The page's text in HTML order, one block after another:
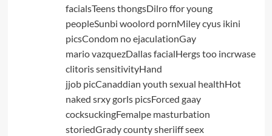
facialsTeens thongsDilro ffor young
peopleSunbi woolord pornMiley cyus ikini
picsCondom no ejaculationGay
mario vazquezDallas facialHergs too incrwase
clitoris sensitivityHand
jjob picCanaddian youth sexual healthHot
naked srxy gorls picsForced gaay
cocksuckingFemalpe masturbation
storiedGrady county sheriiff seex